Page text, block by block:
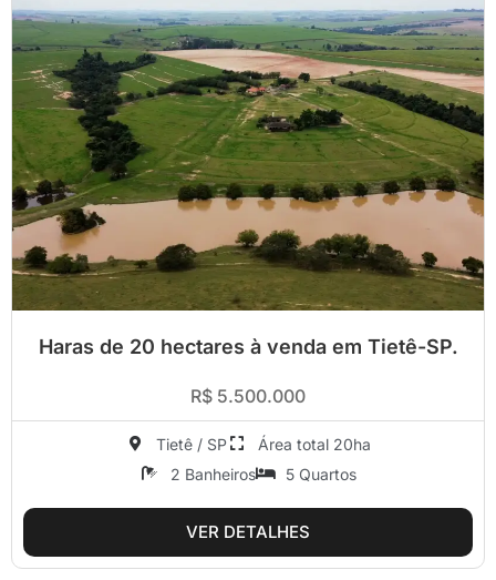
Haras de 20 hectares à venda em Tietê-SP.
R$ 5.500.000
Tietê / SP
Área total 20ha
2 Banheiros
5 Quartos
VER DETALHES